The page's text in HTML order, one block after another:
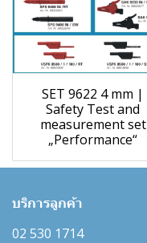
SET 9622 4 mm |
Safety Test and
measurement set
„Performance“
บริการลูกค้า
02 530 1714